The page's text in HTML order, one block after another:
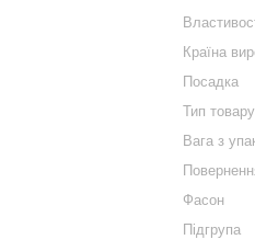
Країна
Посадка
Тип товару
Вага з
Фасон
Підгрупа